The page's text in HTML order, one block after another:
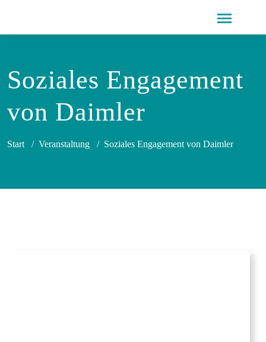
Soziales Engagement
von Daimler
Start / Veranstaltung / Soziales Engagement von Daimler